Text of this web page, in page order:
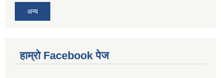
अन्य
हाम्राे Facebook पेज